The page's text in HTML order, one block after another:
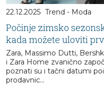
22.12.2025 Trend - Moda
Počinje zimsko
kada možete uloviti
Zara, Massimo Dutti,
i Zara Home zvanično
poznati su i tačni datumi
prodavnic...